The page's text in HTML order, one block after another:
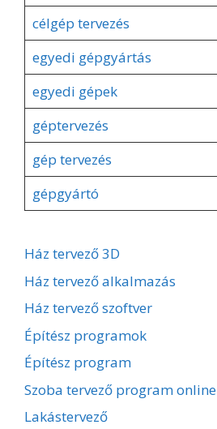
célgép tervezés
egyedi gépgyártás
egyedi gépek
géptervezés
gép tervezés
gépgyártó
Ház tervező 3D
Ház tervező alkalmazás
Ház tervező szoftver
Építész programok
Építész program
Szoba tervező program online
Lakástervező